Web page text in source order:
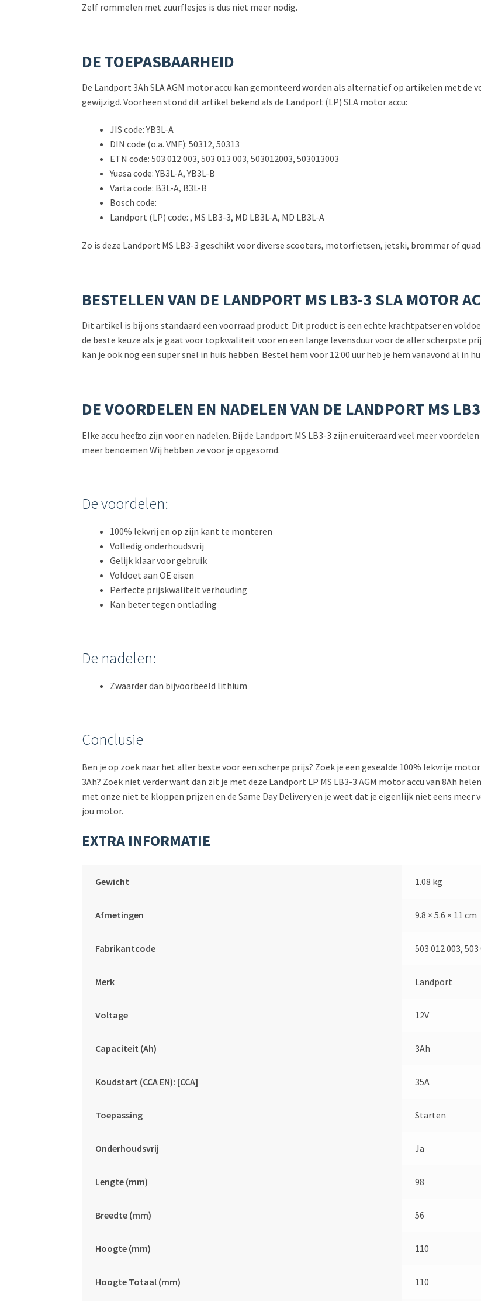
Zelf rommelen met zuurflesjes is dus niet meer nodig.
DE TOEPASBAARHEID
De Landport 3Ah SLA AGM motor accu kan gemonteerd worden als alternatief op artikelen met de
gewijzigd. Voorheen stond dit artikel bekend als de Landport (LP) SLA motor accu:
JIS code: YB3L-A
DIN code (o.a. VMF): 50312, 50313
ETN code: 503 012 003, 503 013 003, 503012003, 503013003
Yuasa code: YB3L-A, YB3L-B
Varta code: B3L-A, B3L-B
Bosch code:
Landport (LP) code: , MS LB3-3, MD LB3L-A, MD LB3L-A
Zo is deze Landport MS LB3-3 geschikt voor diverse scooters, motorfietsen, jetski, brommer of
BESTELLEN VAN DE LANDPORT MS LB3-3 SLA MOTOR
Dit artikel is bij ons standaard een voorraad product. Dit product is een echte krachtpatser en
de beste keuze als je gaat voor topkwaliteit voor en een lange levensduur voor de aller scherpste
kan je ook nog een super snel in huis hebben. Bestel hem voor 12:00 uur heb je hem vanavond al in
DE VOORDELEN EN NADELEN VAN DE LANDPORT MS
Elke accu heeft zo zijn voor en nadelen. Bij de Landport MS LB3-3 zijn er uiteraard veel meer
meer benoemen Wij hebben ze voor je opgesomd.
De voordelen:
100% lekvrij en op zijn kant te monteren
Volledig onderhoudsvrij
Gelijk klaar voor gebruik
Voldoet aan OE eisen
Perfecte prijskwaliteit verhouding
Kan beter tegen ontlading
De nadelen:
Zwaarder dan bijvoorbeeld lithium
Conclusie
Ben je op zoek naar het aller beste voor een scherpe prijs? Zoek je een gesealde 100% lekvrije
3Ah? Zoek niet verder want dan zit je met deze Landport LP MS LB3-3 AGM motor accu van 8Ah
met onze niet te kloppen prijzen en de Same Day Delivery en je weet dat je eigenlijk niet eens meer
jou motor.
EXTRA INFORMATIE
Gewicht 1.08 kg
Afmetingen 9.8 × 5.6 × 11 cm
Fabrikantcode 503 012 003, 503
Merk Landport
Voltage 12V
Capaciteit (Ah) 3Ah
Koudstart (CCA EN): [CCA] 35A
Toepassing Starten
Onderhoudsvrij Ja
Lengte (mm) 98
Breedte (mm) 56
Hoogte (mm) 110
Hoogte Totaal (mm) 110